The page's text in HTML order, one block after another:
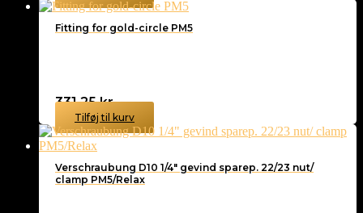
Fitting for gold-circle PM5
331,25kr.
Tilføj til kurv
Verschraubung D10 1/4″ gevind sparep. 22/23 nut/
clamp PM5/Relax